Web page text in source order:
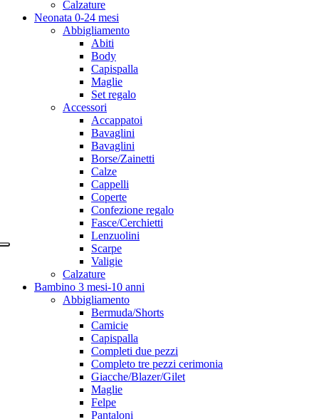
Calzature
Neonata 0-24 mesi
Abbigliamento
Abiti
Body
Capispalla
Maglie
Set regalo
Accessori
Accappatoi
Bavaglini
Bavaglini
Borse/Zainetti
Calze
Cappelli
Coperte
Confezione regalo
Fasce/Cerchietti
Lenzuolini
Scarpe
Valigie
Calzature
Bambino 3 mesi-10 anni
Abbigliamento
Bermuda/Shorts
Camicie
Capispalla
Completi due pezzi
Completo tre pezzi cerimonia
Giacche/Blazer/Gilet
Maglie
Felpe
Pantaloni